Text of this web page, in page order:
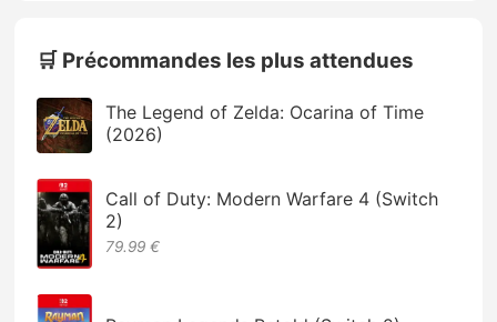
🛒 Précommandes les plus attendues
The Legend of Zelda: Ocarina of Time
(2026)
Call of Duty: Modern Warfare 4 (Switch
2)
79.99 €